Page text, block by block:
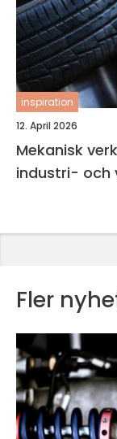
inspiration
12. April 2026
Mekanisk
industri- och
Fler